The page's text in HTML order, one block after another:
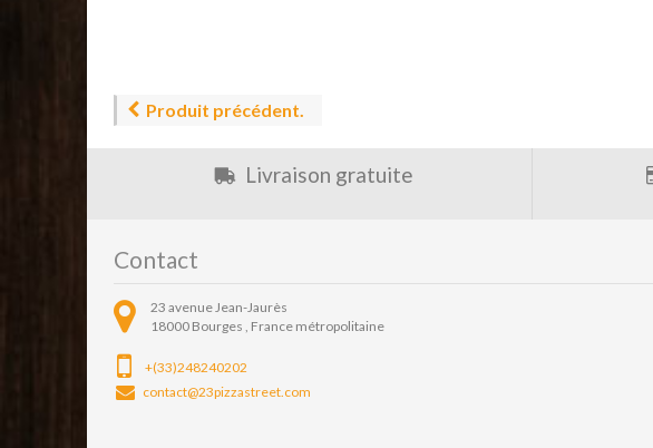
Produit précédent.
Livraison gratuite
Contact
23 avenue Jean-Jaurès
18000 Bourges , France métropolitaine
+(33)248240202
contact@23pizzastreet.com